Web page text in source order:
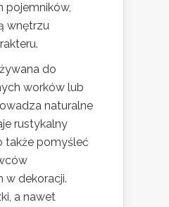
pojemników,
wnętrzu
do
worków lub
naturalne
rustykalny
także pomyśleć
w dekoracji.
a nawet